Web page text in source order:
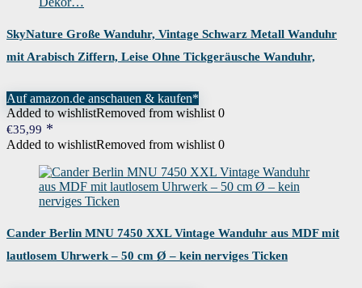
SkyNature Große Wanduhr, Vintage Schwarz Metall Wanduhr
mit Arabisch Ziffern, Leise Ohne Tickgeräusche Wanduhr,
Auf amazon.de anschauen & kaufen*
Added to wishlistRemoved from wishlist 0
€35,99
Added to wishlistRemoved from wishlist 0
Cander Berlin MNU 7450 XXL Vintage Wanduhr aus MDF mit
lautlosem Uhrwerk – 50 cm Ø – kein nerviges Ticken